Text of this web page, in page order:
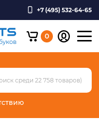
+7 (495) 532-64-65
0